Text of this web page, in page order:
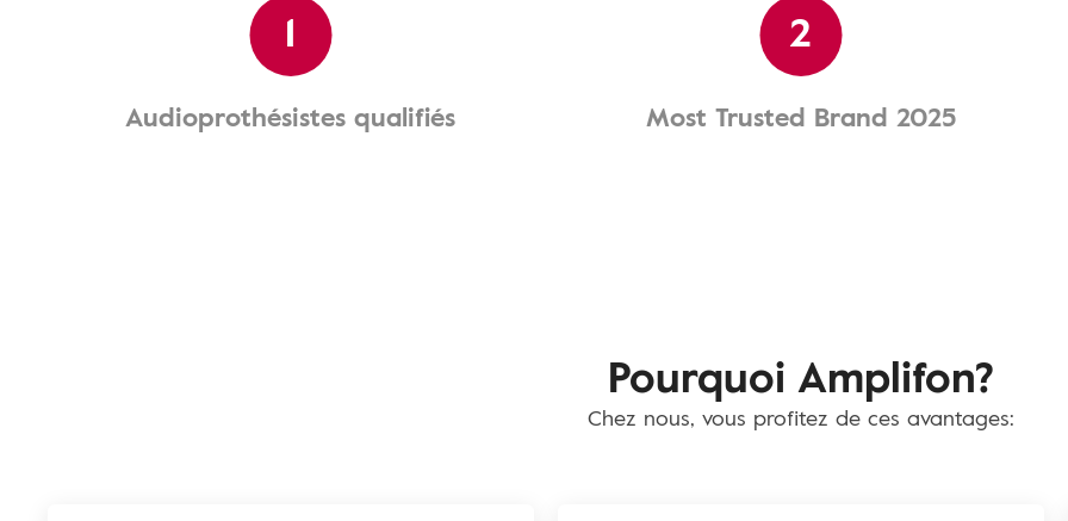
1
Audioprothésistes qualifiés
2
Most Trusted Brand 2025
Pourquoi Amplifon?
Chez nous, vous profitez de ces avantages: